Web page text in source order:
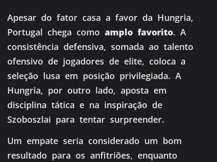
Apesar do fator casa a favor da Hungria,
Portugal chega como amplo favorito. A
consistência defensiva, somada ao talento
ofensivo de jogadores de elite, coloca a
seleção lusa em posição privilegiada. A
Hungria, por outro lado, aposta em
disciplina tática e na inspiração de
Szoboszlai para tentar surpreender.
Um empate seria considerado um bom
resultado para os anfitriões, enquanto